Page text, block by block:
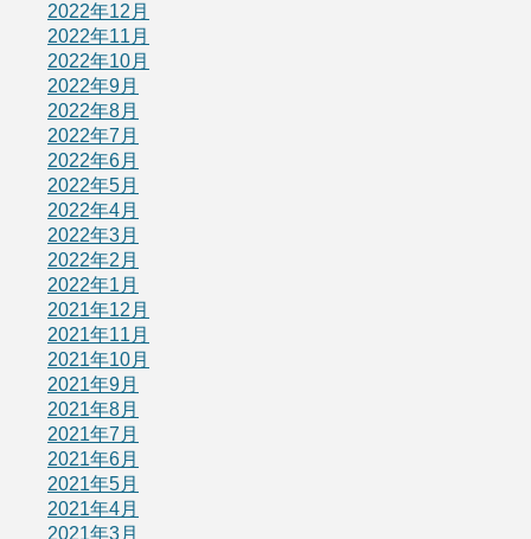
2022年12月
2022年11月
2022年10月
2022年9月
2022年8月
2022年7月
2022年6月
2022年5月
2022年4月
2022年3月
2022年2月
2022年1月
2021年12月
2021年11月
2021年10月
2021年9月
2021年8月
2021年7月
2021年6月
2021年5月
2021年4月
2021年3月